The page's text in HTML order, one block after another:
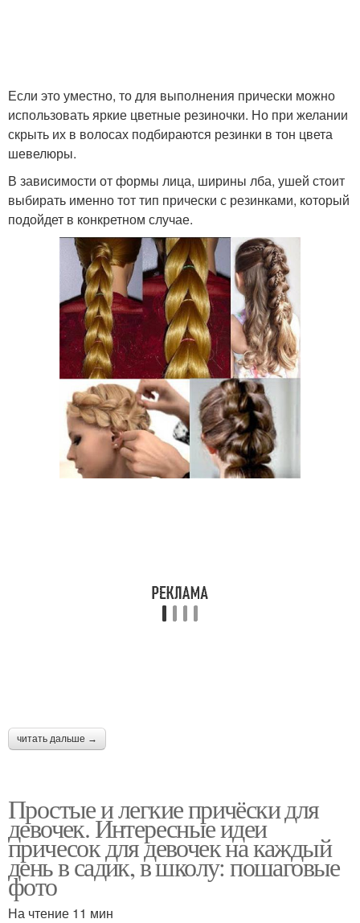
Если это уместно, то для выполнения прически можно
использовать яркие цветные резиночки. Но при желании
скрыть их в волосах подбираются резинки в тон цвета
шевелюры.
В зависимости от формы лица, ширины лба, ушей стоит
выбирать именно тот тип прически с резинками, который
подойдет в конкретном случае.
читать дальше →
Простые и легкие причёски для
девочек. Интересные идеи
причесок для девочек на каждый
день в садик, в школу: пошаговые
фото
На чтение 11 мин